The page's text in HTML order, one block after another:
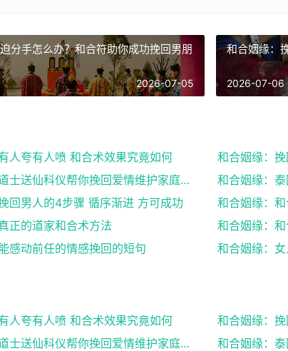
分手怎么办？和合符助你成功挽回男朋
2026-07-05
和合姻缘：
2026-07-06
人夸有人喷 和合术效果究竟如何
和合姻缘：
和合姻缘：道士送仙科仪帮你挽回爱情维护家庭完整
回男人的4步骤 循序渐进 方可成功
正的道家和合术方法
和合姻缘：
感动前任的情感挽回的短句
人夸有人喷 和合术效果究竟如何
和合姻缘：
和合姻缘：道士送仙科仪帮你挽回爱情维护家庭完整